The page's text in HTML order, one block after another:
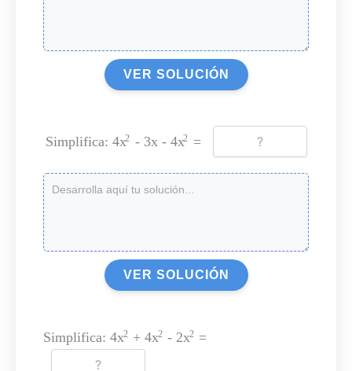
VER SOLUCIÓN
Simplifica: 4x2 - 3x - 4x2 =
VER SOLUCIÓN
Simplifica: 4x2 + 4x2 - 2x2 =